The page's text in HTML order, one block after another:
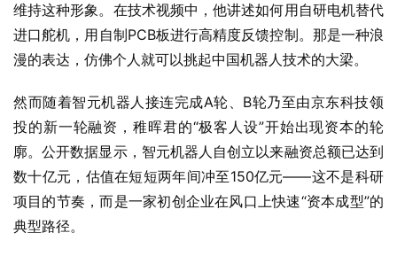
维持这种形象。在技术视频中，他讲述如何用自研电机替代
进口舵机，用自制PCB板进行高精度反馈控制。那是一种浪
漫的表达，仿佛个人就可以挑起中国机器人技术的大梁。
然而随着智元机器人接连完成A轮、B轮乃至由京东科技领
投的新一轮融资，稚晖君的“极客人设”开始出现资本的轮
廓。公开数据显示，智元机器人自创立以来融资总额已达到
数十亿元，估值在短短两年间冲至150亿元——这不是科研
项目的节奏，而是一家初创企业在风口上快速“资本成型”的
典型路径。